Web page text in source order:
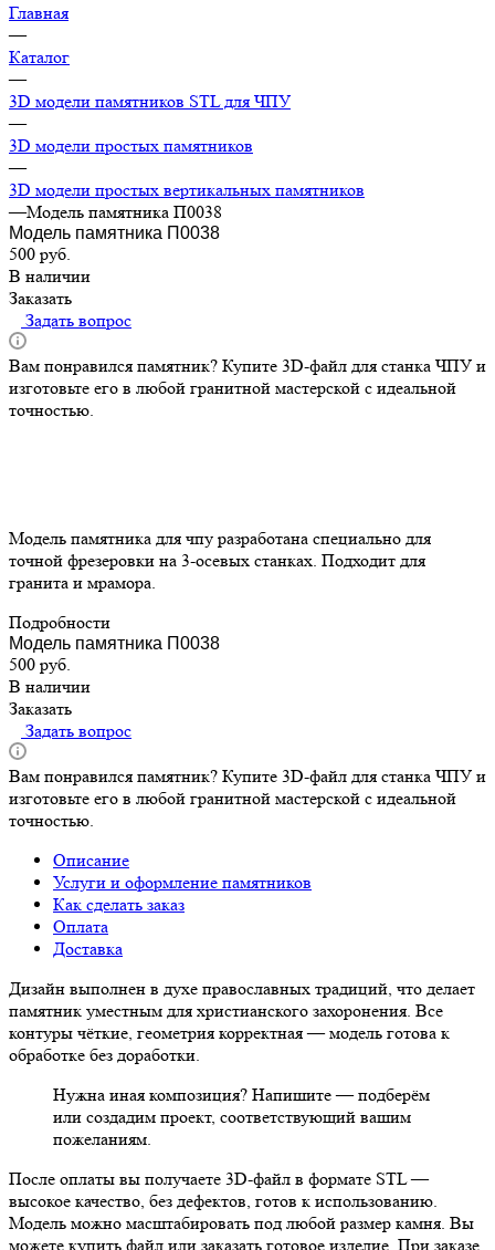
Главная
—
Каталог
—
3D модели памятников STL для ЧПУ
—
3D модели простых памятников
—
3D модели простых вертикальных памятников
—Модель памятника П0038
Модель памятника П0038
500 руб.
В наличии
Заказать
Задать вопрос
Вам понравился памятник? Купите 3D-файл для станка ЧПУ и
изготовьте его в любой гранитной мастерской с идеальной
точностью.
Модель памятника для чпу разработана специально для
точной фрезеровки на 3-осевых станках. Подходит для
гранита и мрамора.
Подробности
Модель памятника П0038
500 руб.
В наличии
Заказать
Задать вопрос
Вам понравился памятник? Купите 3D-файл для станка ЧПУ и
изготовьте его в любой гранитной мастерской с идеальной
точностью.
Описание
Услуги и оформление памятников
Как сделать заказ
Оплата
Доставка
Дизайн выполнен в духе православных традиций, что делает
памятник уместным для христианского захоронения. Все
контуры чёткие, геометрия корректная — модель готова к
обработке без доработки.
Нужна иная композиция? Напишите — подберём
или создадим проект, соответствующий вашим
пожеланиям.
После оплаты вы получаете 3D-файл в формате STL —
высокое качество, без дефектов, готов к использованию.
Модель можно масштабировать под любой размер камня. Вы
можете купить файл или заказать готовое изделие. При заказе